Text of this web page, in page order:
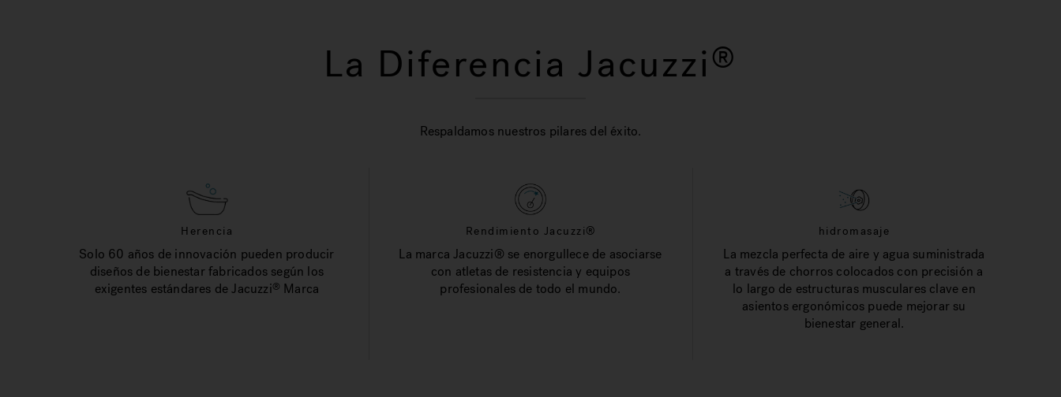
La Diferencia Jacuzzi®
Respaldamos nuestros pilares del éxito.
Herencia
Solo 60 años de innovación pueden producir
diseños de bienestar fabricados según los
exigentes estándares de Jacuzzi® Marca
Rendimiento Jacuzzi®
La marca Jacuzzi® se enorgullece de asociarse
con atletas de resistencia y equipos
profesionales de todo el mundo.
hidromasaje
La mezcla perfecta de aire y agua suministrada
a través de chorros colocados con precisión a
lo largo de estructuras musculares clave en
asientos ergonómicos puede mejorar su
bienestar general.